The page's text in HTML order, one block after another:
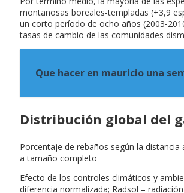
montañosas boreales-templadas (+3,9
un corto período de ocho años (2003-
tasas de cambio de las comunidades
Que hacer en mauricio una
Distribución global del
Porcentaje de rebaños según la
a tamaño completo
Efecto de los controles climáticos y
diferencia normalizada; Radsol –